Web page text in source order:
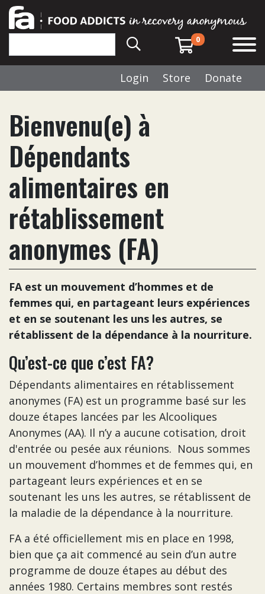
0
Login Store Donate
Bienvenu(e) à
Dépendants
alimentaires en
rétablissement
anonymes (FA)
FA est un mouvement d’hommes et de
femmes qui, en partageant leurs expériences
et en se soutenant les uns les autres, se
rétablissent de la dépendance à la nourriture.
Qu’est-ce que c’est FA?
Dépendants alimentaires en rétablissement
anonymes (FA) est un programme basé sur les
douze étapes lancées par les Alcooliques
Anonymes (AA). Il n’y a aucune cotisation, droit
d'entrée ou pesée aux réunions. Nous sommes
un mouvement d’hommes et de femmes qui, en
partageant leurs expériences et en se
soutenant les uns les autres, se rétablissent de
la maladie de la dépendance à la nourriture.
FA a été officiellement mis en place en 1998,
bien que ça ait commencé au sein d’un autre
programme de douze étapes au début des
années 1980. Certains membres sont restés